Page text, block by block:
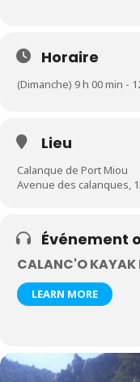
Horaire
(Dimanche) 9 h 00 min -
Lieu
Calanque de Port Miou
Avenue des calanques,
Événement
CALANC'O KAYAK
LEARN MORE